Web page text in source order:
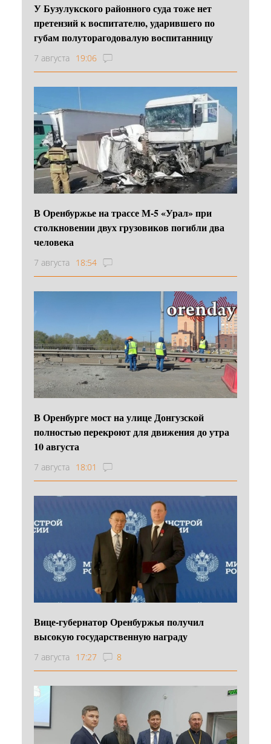
У Бузулукского районного суда тоже нет
претензий к воспитателю, ударившего по
губам полуторагодовалую воспитанницу
7 августа 19:06
В Оренбуржье на трассе М-5 «Урал» при
столкновении двух грузовиков погибли два
человека
7 августа 18:54
В Оренбурге мост на улице Донгузской
полностью перекроют для движения до утра
10 августа
7 августа 18:01
Вице-губернатор Оренбуржья получил
высокую государственную награду
7 августа 17:27 8